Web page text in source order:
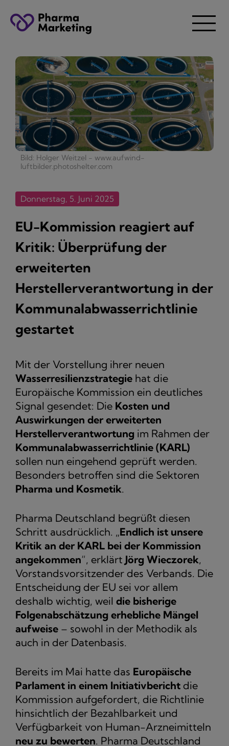
Bild: Holger Weitzel - www.aufwind-
luftbilder.photoshelter.com
Donnerstag, 5. Juni 2025
EU-Kommission reagiert auf
Kritik: Überprüfung der
erweiterten
Herstellerverantwortung in der
Kommunalabwasserrichtlinie
gestartet
Mit der Vorstellung ihrer neuen
Wasserresilienzstrategie hat die
Europäische Kommission ein deutliches
Signal gesendet: Die Kosten und
Auswirkungen der erweiterten
Herstellerverantwortung im Rahmen der
Kommunalabwasserrichtlinie (KARL)
sollen nun eingehend geprüft werden.
Besonders betroffen sind die Sektoren
Pharma und Kosmetik.
Pharma Deutschland begrüßt diesen
Schritt ausdrücklich. „Endlich ist unsere
Kritik an der KARL bei der Kommission
angekommen“, erklärt Jörg Wieczorek,
Vorstandsvorsitzender des Verbands. Die
Entscheidung der EU sei vor allem
deshalb wichtig, weil die bisherige
Folgenabschätzung erhebliche Mängel
aufweise – sowohl in der Methodik als
auch in der Datenbasis.
Bereits im Mai hatte das Europäische
Parlament in einem Initiativbericht die
Kommission aufgefordert, die Richtlinie
hinsichtlich der Bezahlbarkeit und
Verfügbarkeit von Human-Arzneimitteln
neu zu bewerten. Pharma Deutschland